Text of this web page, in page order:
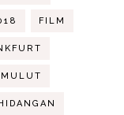
FILM
HIDANGAN